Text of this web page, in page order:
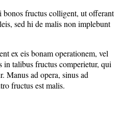
fructus colligent, ut offerant
sed hi de malis non implebunt
ex eis bonam operationem, vel
talibus fructus comperietur, qui
Manus ad opera, sinus ad
fructus est malis.